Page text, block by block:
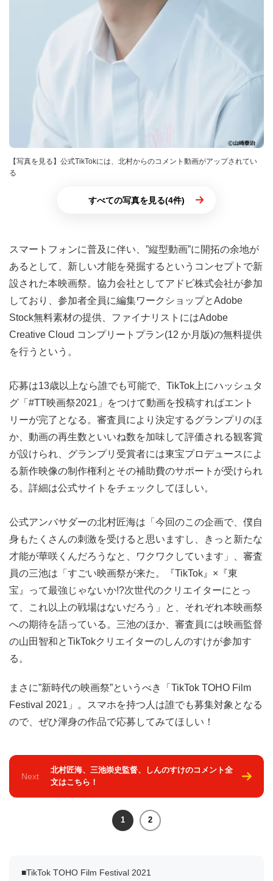
【写真を見る】公式TikTokには、北村からのコメント動画がアップされてい
る
すべての写真を見る(4件)
スマートフォンに普及に伴い、”縦型動画”に開拓の余地が
あるとして、新しい才能を発掘するというコンセプトで新
設された本映画祭。協力会社としてアドビ株式会社が参加
しており、参加者全員に編集ワークショップとAdobe
Stock無料素材の提供、ファイナリストにはAdobe
Creative Cloud コンプリートプラン(12 か月版)の無料提供
を行うという。
応募は13歳以上なら誰でも可能で、TikTok上にハッシュタ
グ「#TT映画祭2021」をつけて動画を投稿すればエント
リーが完了となる。審査員により決定するグランプリのほ
か、動画の再生数といいね数を加味して評価される観客賞
が設けられ、グランプリ受賞者には東宝プロデュースによ
る新作映像の制作権利とその補助費のサポートが受けられ
る。詳細は公式サイトをチェックしてほしい。
公式アンバサダーの北村匠海は「今回のこの企画で、僕自
身もたくさんの刺激を受けると思いますし、きっと新たな
才能が華咲くんだろうなと、ワクワクしています」、審査
員の三池は「すごい映画祭が来た。『TikTok』×『東
宝』って最強じゃないか!?次世代のクリエイターにとっ
て、これ以上の戦場はないだろう」と、それぞれ本映画祭
への期待を語っている。三池のほか、審査員には映画監督
の山田智和とTikTokクリエイターのしんのすけが参加す
る。
まさに”新時代の映画祭”というべき「TikTok TOHO Film
Festival 2021」。スマホを持つ人は誰でも募集対象となる
ので、ぜひ渾身の作品で応募してみてほしい！
Next
北村匠海、三池崇史監督、しんのすけのコメント全
文はこちら！
1 2
■TikTok TOHO Film Festival 2021